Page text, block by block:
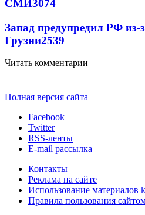
СМИ3074
Запад предупредил РФ из-
Грузии2539
Читать комментарии
Полная версия сайта
Facebook
Twitter
RSS-ленты
E-mail рассылка
Контакты
Реклама на сайте
Использование материалов
Правила пользования